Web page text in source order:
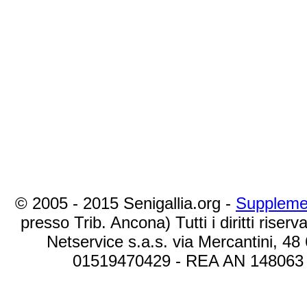
© 2005 - 2015 Senigallia.org -
presso Trib. Ancona) Tutti i diritti
Netservice s.a.s. via Mercantini,
01519470429 - REA AN